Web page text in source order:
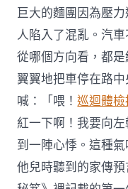
巨大的麵團因為壓
人陷入了混亂。汽
從哪個方向看，都
翼翼地把車停在路
喊：「喂！巡迴體
紅一下啊！我要向
到一陣心悸。這種
他兒時聽到的家傳